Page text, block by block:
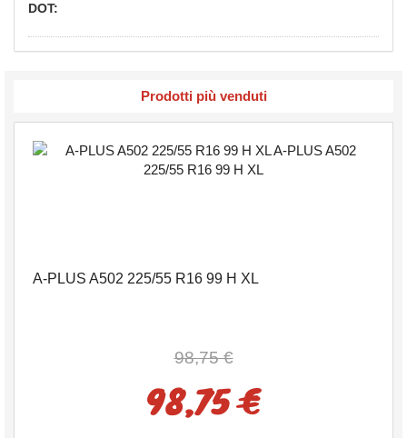
DOT:
Prodotti più venduti
A-PLUS A502 225/55 R16 99 H XL
98,75 €
98,75 €